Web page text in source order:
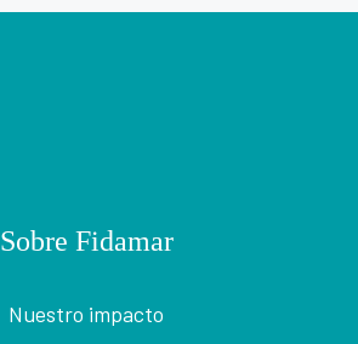
Sobre Fidamar
Nuestro impacto